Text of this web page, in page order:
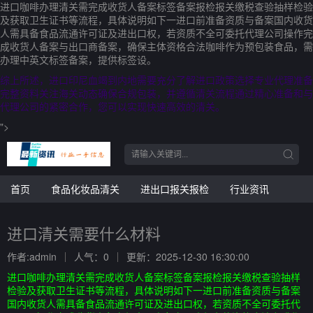
进口咖啡办理清关需完成收货人备案标签备案报检报关缴税查验抽样检验
及获取卫生证书等流程，具体说明如下一进口前准备资质与备案国内收货
人需具备食品流通许可证及进出口权，若资质不全可委托代理公司操作完
成收货人备案与出口商备案，确保主体资格合法咖啡作为预包装食品，需
办理中英文标签备案，提供标签设。
综上所述，进口印尼血竭到内地需要充分了解进口政策选择专业代理准备
完整资料关注海关动态确保合规包装，并遵循清关流程通过精心准备和与
代理公司的紧密合作，您可以实现快速高效的清关。
">
首页 食品化妆品清关 进出口报关报检 行业资讯
进口清关需要什么材料
作者:admin 人气：0
更新：2025-12-30 16:30:00
进口咖啡办理清关需完成收货人备案标签备案报检报关缴税查验抽样
检验及获取卫生证书等流程，具体说明如下一进口前准备资质与备案
国内收货人需具备食品流通许可证及进出口权，若资质不全可委托代